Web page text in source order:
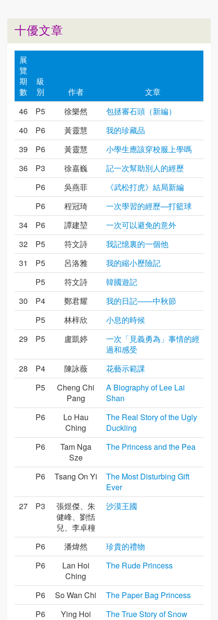
十優文章
展
覽
期
數
級
別
作者
文章
46
P5 徐樂然
包拯審石頭（新編）
40
P6 黃靈慧
我的珍藏品
39
P6 黃靈慧
小學生應該穿校服上學嗎
36
P3 徐嘉巍
記一次幫助別人的經歷
P6
吳燕菲
《武松打虎》結局新編
P6
程冠琦
一次學習的經歷—打籃球
34
P6 譚建堃
一次可以避免的意外
32
P5 符文詩
我記憶裏的一個他
31
P5 呂洛雅
我的縮小歷險記
P5
符文詩
韓國遊記
30
P4 鄭君耀
我的日記——中秋節
P5
林梓欣
小息的時候
29
P5 盧凱婷
一次「見義勇為」事情的經
過和感受
28
P4 陳詠薇
花藝示範課
P5
Cheng Chi
Pang
A Biography of Lee Lai
Shan
P6
Lo Hau
Ching
The Real Story of the Ugly
Duckling
P6
Tam Nga
Sze
The Princess and the Pea
P6 Tsang On Yi
The Most Disturbing Gift
Ever
27
P3
張煜傑、朱
健峰、劉恬
兒、李卓穜
沙漠王國
P6 潘煒然
珍貴的禮物
P6
Lan Hoi
Ching
The Rude Princess
P6 So Wan Chi
The Paper Bag Princess
P6
Ying Hoi
The True Story of Snow